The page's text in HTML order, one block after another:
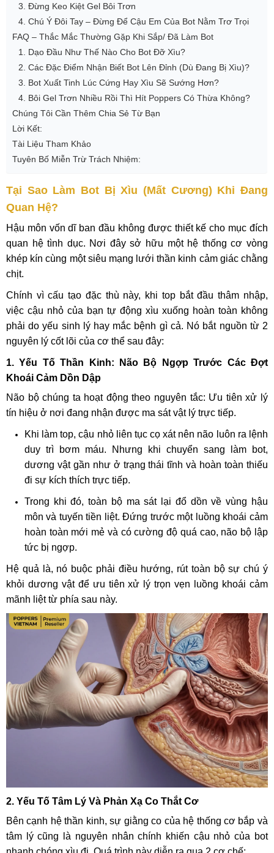
3. Đừng Keo Kiệt Gel Bôi Trơn
4. Chú Ý Đôi Tay – Đừng Để Cậu Em Của Bot Nằm Trơ Trọi
FAQ – Thắc Mắc Thường Gặp Khi Sắp/ Đã Làm Bot
1. Dạo Đầu Như Thế Nào Cho Bot Đỡ Xìu?
2. Các Đặc Điểm Nhận Biết Bot Lên Đỉnh (Dù Đang Bị Xìu)?
3. Bot Xuất Tinh Lúc Cứng Hay Xìu Sẽ Sướng Hơn?
4. Bôi Gel Trơn Nhiều Rồi Thì Hít Poppers Có Thừa Không?
Chúng Tôi Cần Thêm Chia Sẻ Từ Bạn
Lời Kết:
Tài Liệu Tham Khảo
Tuyên Bố Miễn Trừ Trách Nhiệm:
Tại Sao Làm Bot Bị Xìu (Mất Cương) Khi Đang
Quan Hệ?
Hậu môn vốn dĩ ban đầu không được thiết kế cho mục đích
quan hệ tình dục. Nơi đây sở hữu một hệ thống cơ vòng
khép kín cùng một siêu mạng lưới thần kinh cảm giác chằng
chịt.
Chính vì cấu tạo đặc thù này, khi top bắt đầu thâm nhập,
việc cậu nhỏ của bạn tự động xìu xuống hoàn toàn không
phải do yếu sinh lý hay mắc bệnh gì cả. Nó bắt nguồn từ 2
nguyên lý cốt lõi của cơ thể sau đây:
1. Yếu Tố Thần Kinh: Não Bộ Ngợp Trước Các Đợt
Khoái Cảm Dồn Dập
Não bộ chúng ta hoạt động theo nguyên tắc: Ưu tiên xử lý
tín hiệu ở nơi đang nhận được ma sát vật lý trực tiếp.
Khi làm top, cậu nhỏ liên tục cọ xát nên não luôn ra lệnh
duy trì bơm máu. Nhưng khi chuyển sang làm bot,
dương vật gần như ở trạng thái tĩnh và hoàn toàn thiếu
đi sự kích thích trực tiếp.
Trong khi đó, toàn bộ ma sát lại đổ dồn về vùng hậu
môn và tuyến tiền liệt. Đứng trước một luồng khoái cảm
hoàn toàn mới mẻ và có cường độ quá cao, não bộ lập
tức bị ngợp.
Hệ quả là, nó buộc phải điều hướng, rút toàn bộ sự chú ý
khỏi dương vật để ưu tiên xử lý trọn vẹn luồng khoái cảm
mãnh liệt từ phía sau này.
2. Yếu Tố Tâm Lý Và Phản Xạ Co Thắt Cơ
Bên cạnh hệ thần kinh, sự giằng co của hệ thống cơ bắp và
tâm lý cũng là nguyên nhân chính khiến cậu nhỏ của bot